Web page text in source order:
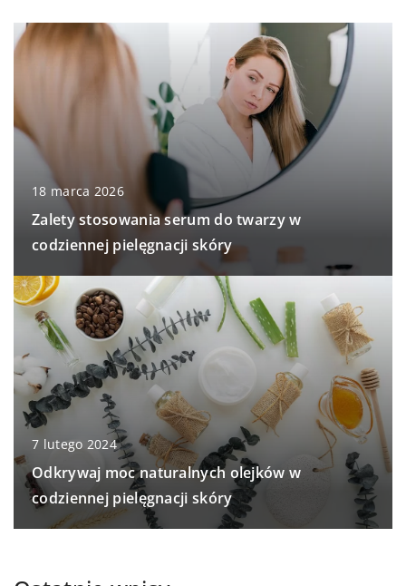
18 marca 2026
Zalety stosowania serum do twarzy w
codziennej pielęgnacji skóry
7 lutego 2024
Odkrywaj moc naturalnych olejków w
codziennej pielęgnacji skóry